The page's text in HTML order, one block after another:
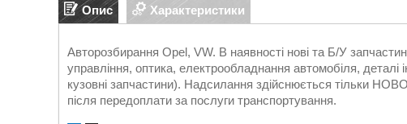
Опис Характеристики
Авторозбирання Opel, VW. В наявності нові та Б/У
управління, оптика, електрообладнання автомобіля, деталі
кузовні запчастини). Надсилання здійснюється тільки
після передоплати за послуги транспортування.